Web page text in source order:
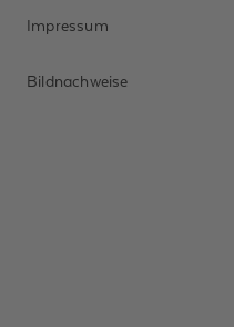
Impressum
Bildnachweise